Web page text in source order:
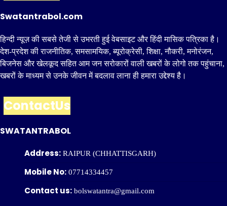
Swatantrabol.com
हिन्दी न्यूज़ की सबसे तेजी से उभरती हुई वेबसाइट और हिंदी मासिक पत्रिका है।
देश-प्रदेश की राजनीतिक, समसामयिक, ब्यूरोक्रेसी, शिक्षा, नौकरी, मनोरंजन,
बिजनेस और खेलकूद सहित आम जन सरोकारों वाली खबरों के लोगो तक पहुंचाना,
खबरों के माध्यम से उनके जीवन में बदलाव लाना ही हमारा उद्देश्य है।
ContactUs
SWATANTRABOL
Address: RAIPUR (CHHATTISGARH)
Mobile No: 07714334457
Contact us: bolswatantra@gmail.com